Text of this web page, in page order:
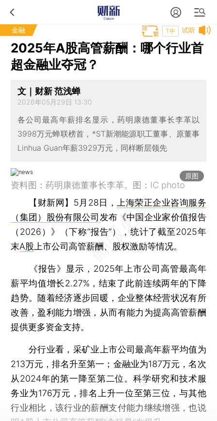
金融 试听
T中
2025年A股高管薪酬：哪个行业首
超金融业夺冠？
文｜财新 范浅蝉
2026年05月29日 13:30
各公司最高年薪排名显示，药明康德董事长李革以
3998万元蝉联榜首，*ST新潮能源职工董事、原董事
Linhua Guan年薪3929万元，同样断层领先
原图
资料图：药明康德董事长李革。图：IC photo
【财新网】 5月28日，
上海荣正企业咨询服务
（集团）股份有限公司 发布《中国企业家价值报告
（2026）》（下称“报告”），统计了截至2025年
末A股 上市公司高管薪酬、股权激励等情况。
《报告》显示，2025年上市公司高管最高年
薪平均值增长2.27%，结束了此前连续两年的下降
趋势。随着经济逐步回暖，企业整体经营状况有所
改善，盈利能力增强，从而有能力为提高高管薪酬
提供更多资金支持。
分行业看，采矿业上市公司最高年薪平均值为
213万元，排名升至第一；金融业为187万元，名次
从2024年的第一降至第二位。科学研究和技术服
务业为176万元，排名上升一位至第三位，与其他
行业相比，该行业的薪酬支付能力继续增强，也说